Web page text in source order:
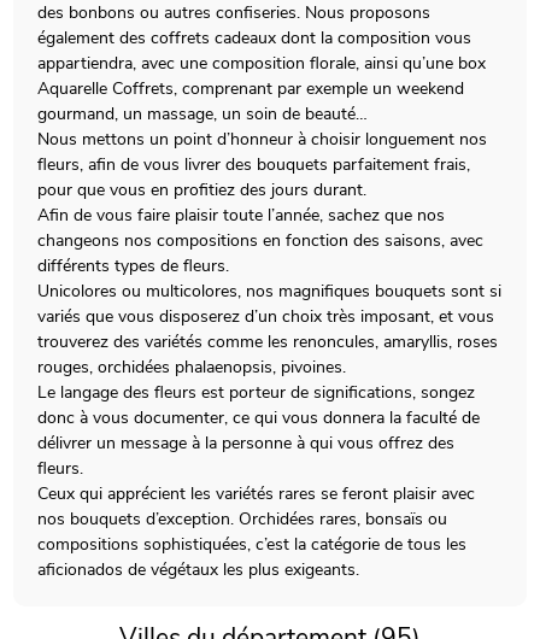
des bonbons ou autres confiseries. Nous proposons
également des coffrets cadeaux dont la composition vous
appartiendra, avec une composition florale, ainsi qu’une box
Aquarelle Coffrets, comprenant par exemple un weekend
gourmand, un massage, un soin de beauté…
Nous mettons un point d’honneur à choisir longuement nos
fleurs, afin de vous livrer des bouquets parfaitement frais,
pour que vous en profitiez des jours durant.
Afin de vous faire plaisir toute l’année, sachez que nos
changeons nos compositions en fonction des saisons, avec
différents types de fleurs.
Unicolores ou multicolores, nos magnifiques bouquets sont si
variés que vous disposerez d’un choix très imposant, et vous
trouverez des variétés comme les renoncules, amaryllis, roses
rouges, orchidées phalaenopsis, pivoines.
Le langage des fleurs est porteur de significations, songez
donc à vous documenter, ce qui vous donnera la faculté de
délivrer un message à la personne à qui vous offrez des
fleurs.
Ceux qui apprécient les variétés rares se feront plaisir avec
nos bouquets d’exception. Orchidées rares, bonsaïs ou
compositions sophistiquées, c’est la catégorie de tous les
aficionados de végétaux les plus exigeants.